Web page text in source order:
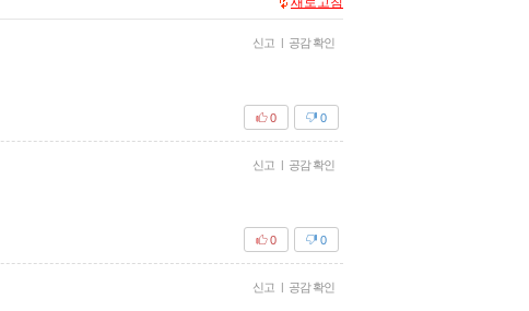
신고 | 공감 확인
0
0
신고 | 공감 확인
0
0
신고 | 공감 확인